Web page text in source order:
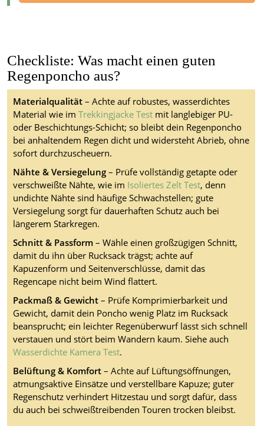
Checkliste: Was macht einen guten
Regenponcho aus?
Materialqualität– Achte auf robustes, wasserdichtes
Material wie im Trekkingjacke Test mit langlebiger PU-
oder Beschichtungs-Schicht; so bleibt dein Regenponcho
bei anhaltendem Regen dicht und widersteht Abrieb, ohne
sofort durchzuscheuern.
Nähte & Versiegelung– Prüfe vollständig getapte oder
verschweißte Nähte, wie im Isoliertes Zelt Test, denn
undichte Nähte sind häufige Schwachstellen; gute
Versiegelung sorgt für dauerhaften Schutz auch bei
längerem Starkregen.
Schnitt & Passform– Wähle einen großzügigen Schnitt,
damit du ihn über Rucksack trägst; achte auf
Kapuzenform und Seitenverschlüsse, damit das
Regencape nicht beim Wind flattert.
Packmaß & Gewicht– Prüfe Komprimierbarkeit und
Gewicht, damit dein Poncho wenig Platz im Rucksack
beansprucht; ein leichter Regenüberwurf lässt sich schnell
verstauen und stört beim Wandern kaum. Siehe auch
Wasserdichte Kamera Test.
Belüftung & Komfort– Achte auf Lüftungsöffnungen,
atmungsaktive Einsätze und verstellbare Kapuze; guter
Regenschutz verhindert Hitzestau und sorgt dafür, dass
du auch bei schweißtreibenden Touren trocken bleibst.